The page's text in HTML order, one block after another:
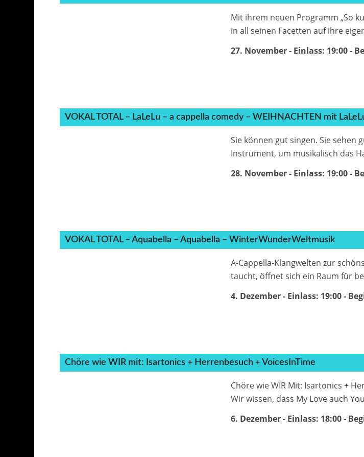
Mit ihrem neuen Programm „So
in all seinen Facetten auf ihre
27. November - Einlass: 19:00-
VOKAL TOTAL – LaLeLu – a cappella comedy – WEIHNACHTEN mit
Sie können gut singen. Sie sehen
Instrument, um musikalisch das
28. November - Einlass: 19:00-
VOKAL TOTAL – Aquabella – Aquabella – WinterWunderWeltmusik
A-Cappella-Klangwelten zur
taucht, öffnet sich ein Raum für
4. Dezember - Einlass: 19:00-
Chöre wie WIR mit: Isartonics + Herrenbesuch + VoicesInTime
Chöre wie WIR Mit: Isartonics +
Wir wissen, dass My Love auch
6. Dezember - Einlass: 18:00-